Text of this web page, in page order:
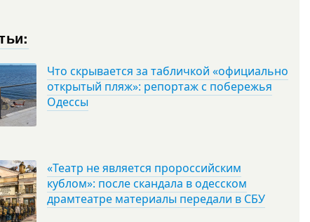
Что скрывается за табличкой «официально
открытый пляж»: репортаж с побережья
Одессы
«Театр не является пророссийским
кублом»: после скандала в одесском
драмтеатре материалы передали в СБУ